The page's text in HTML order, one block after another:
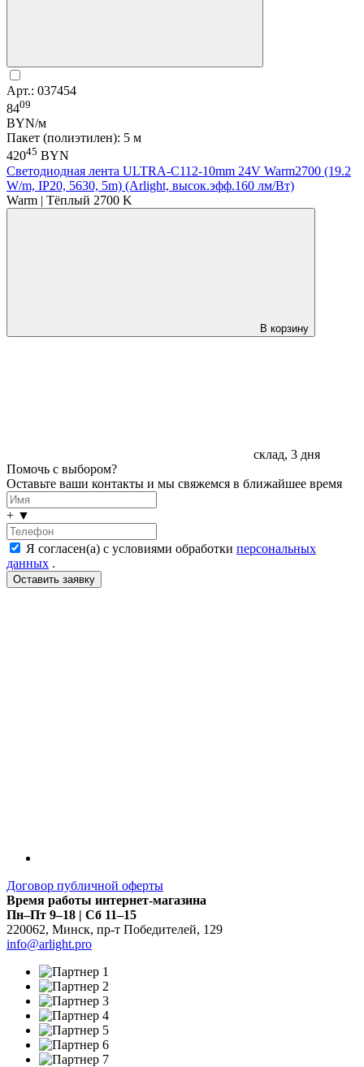
Арт.: 037454
8409
BYN/м
Пакет (полиэтилен): 5 м
42045 BYN
Светодиодная лента ULTRA-C112-10mm 24V Warm2700 (19.2
W/m, IP20, 5630, 5m) (Arlight, высок.эфф.160 лм/Вт)
Warm | Тёплый 2700 K
В корзину
склад, 3 дня
Помочь с выбором?
Оставьте ваши контакты и мы свяжемся в ближайшее время
+ ▼
Я согласен(а) с условиями обработки персональных
данных .
Договор публичной оферты
Время работы интернет-магазина
Пн–Пт 9–18 | Сб 11–15
220062, Минск, пр-т Победителей, 129
info@arlight.pro